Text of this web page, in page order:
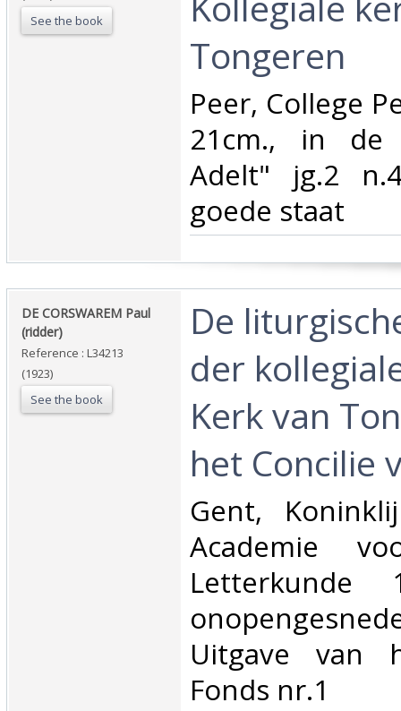
See the book
Tongeren‎
‎Peer, College
21cm., in de
Adelt" jg.2
goede staat‎
‎DE CORSWAREM Paul
(ridder)‎
Reference : L34213
(1923)
See the book
‎De
der
Kerk van
het Concilie
‎Gent,
Academie
Letterkunde
Uitgave van
Fonds nr.1‎